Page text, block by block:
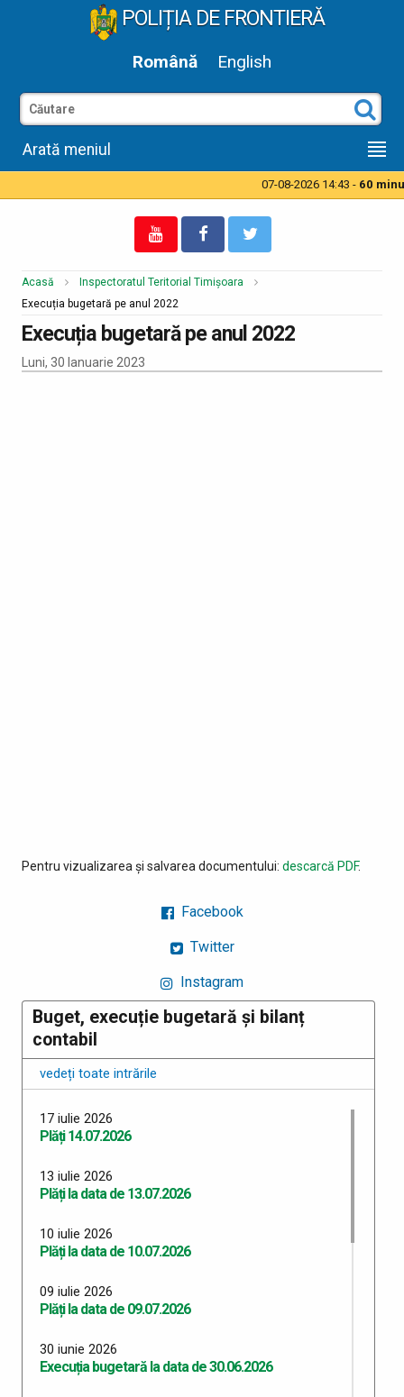
POLIȚIA DE FRONTIERĂ
Română English
Arată meniul
07-08-2026 14:43 -60
Acasă
Inspectoratul Teritorial Timișoara
Execuția bugetară pe anul 2022
Execuția bugetară pe anul 2022
Luni, 30 Ianuarie 2023
Pentru vizualizarea și salvarea documentului: descarcă PDF.
Facebook
Twitter
Instagram
Buget, execuție bugetară și bilanț
contabil
vedeți toate intrările
17 iulie 2026
Plăți 14.07.2026
13 iulie 2026
Plăți la data de 13.07.2026
10 iulie 2026
Plăți la data de 10.07.2026
09 iulie 2026
Plăți la data de 09.07.2026
30 iunie 2026
Execuția bugetară la data de 30.06.2026